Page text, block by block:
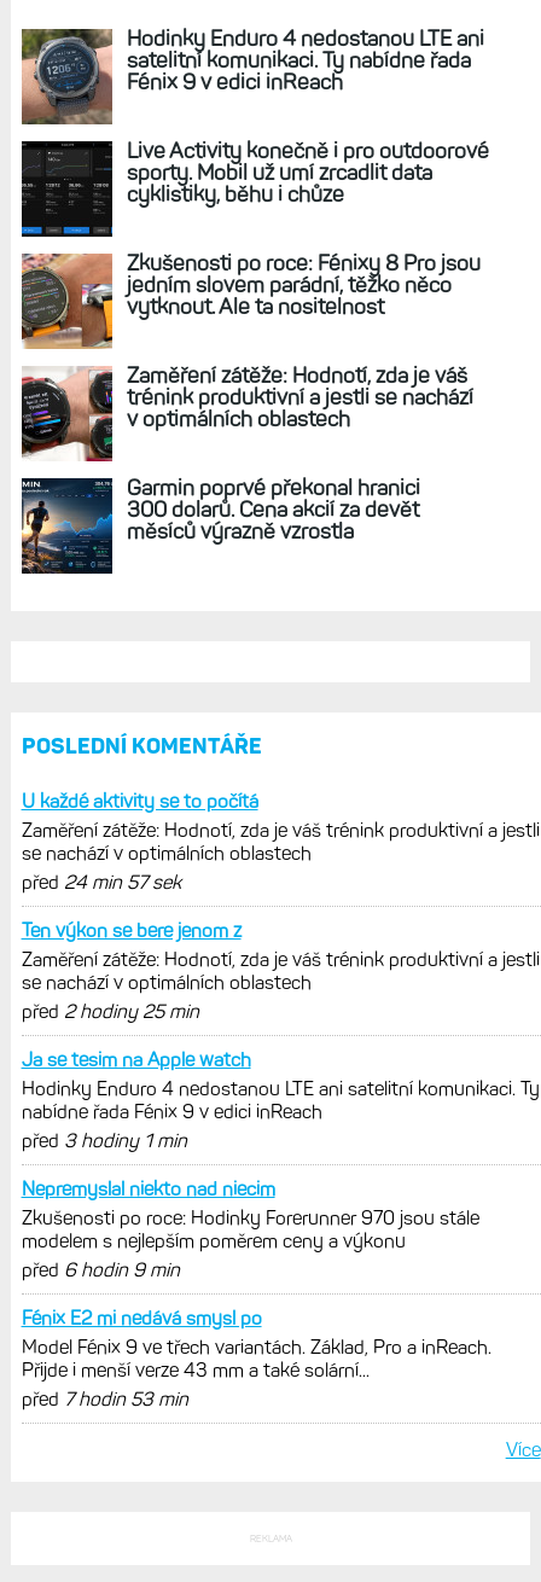
Hodinky Enduro 4 nedostanou LTE ani
satelitní komunikaci. Ty nabídne řada
Fénix 9 v edici inReach
Live Activity konečně i pro outdoorové
sporty. Mobil už umí zrcadlit data
cyklistiky, běhu i chůze
Zkušenosti po roce: Fénixy 8 Pro jsou
jedním slovem parádní, těžko něco
vytknout. Ale ta nositelnost
Zaměření zátěže: Hodnotí, zda je váš
trénink produktivní a jestli se nachází
v optimálních oblastech
Garmin poprvé překonal hranici
300 dolarů. Cena akcií za devět
měsíců výrazně vzrostla
POSLEDNÍ KOMENTÁŘE
U každé aktivity se to počítá
Zaměření zátěže: Hodnotí, zda je váš trénink produktivní a jestli
se nachází v optimálních oblastech
před 24 min 57 sek
Ten výkon se bere jenom z
Zaměření zátěže: Hodnotí, zda je váš trénink produktivní a jestli
se nachází v optimálních oblastech
před 2 hodiny 25 min
Ja se tesim na Apple watch
Hodinky Enduro 4 nedostanou LTE ani satelitní komunikaci. Ty
nabídne řada Fénix 9 v edici inReach
před 3 hodiny 1 min
Nepremyslal niekto nad niecim
Zkušenosti po roce: Hodinky Forerunner 970 jsou stále
modelem s nejlepším poměrem ceny a výkonu
před 6 hodin 9 min
Fénix E2 mi nedává smysl po
Model Fénix 9 ve třech variantách. Základ, Pro a inReach.
Přijde i menší verze 43 mm a také solární...
před 7 hodin 53 min
Více
REKLAMA